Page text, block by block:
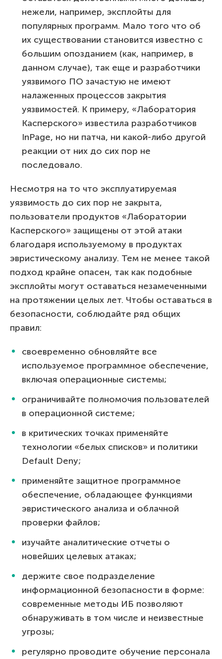
нежели, например, эксплойты для
популярных программ. Мало того что об
их существовании становится известно с
большим опозданием (как, например, в
данном случае), так еще и разработчики
уязвимого ПО зачастую не имеют
налаженных процессов закрытия
уязвимостей. К примеру, «Лаборатория
Касперского» известила разработчиков
InPage, но ни патча, ни какой-либо другой
реакции от них до сих пор не
последовало.
Несмотря на то что эксплуатируемая
уязвимость до сих пор не закрыта,
пользователи продуктов «Лаборатории
Касперского» защищены от этой атаки
благодаря используемому в продуктах
эвристическому анализу. Тем не менее такой
подход крайне опасен, так как подобные
эксплойты могут оставаться незамеченными
на протяжении целых лет. Чтобы оставаться в
безопасности, соблюдайте ряд общих
правил:
своевременно обновляйте все
используемое программное обеспечение,
включая операционные системы;
ограничивайте полномочия пользователей
в операционной системе;
в критических точках применяйте
технологии «белых списков» и политики
Default Deny;
применяйте защитное программное
обеспечение, обладающее функциями
эвристического анализа и облачной
проверки файлов;
изучайте аналитические отчеты о
новейших целевых атаках;
держите свое подразделение
информационной безопасности в форме:
современные методы ИБ позволяют
обнаруживать в том числе и неизвестные
угрозы;
регулярно проводите обучение персонала